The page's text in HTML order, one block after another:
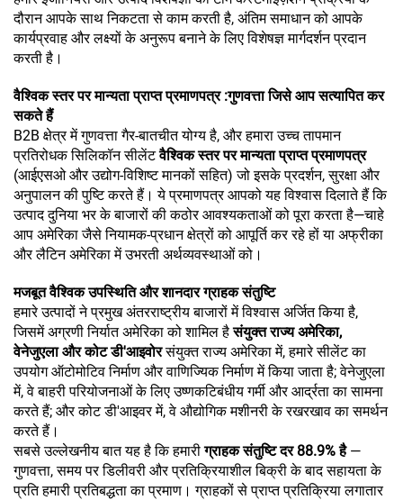
दौरान आपके साथ निकटता से काम करती है, अंतिम समाधान को आपके
कार्यप्रवाह और लक्ष्यों के अनुरूप बनाने के लिए विशेषज्ञ मार्गदर्शन प्रदान
करती है।
वैश्विक स्तर पर मान्यता प्राप्त प्रमाणपत्र :गुणवत्ता जिसे आप सत्यापित कर
सकते हैं
B2B क्षेत्र में गुणवत्ता गैर-बातचीत योग्य है, और हमारा उच्च तापमान
प्रतिरोधक सिलिकॉन सीलेंटवैश्विक स्तर पर मान्यता प्राप्त प्रमाणपत्र
(आईएसओ और उद्योग-विशिष्ट मानकों सहित) जो इसके प्रदर्शन, सुरक्षा और
अनुपालन की पुष्टि करते हैं। ये प्रमाणपत्र आपको यह विश्वास दिलाते हैं कि
उत्पाद दुनिया भर के बाजारों की कठोर आवश्यकताओं को पूरा करता है—चाहे
आप अमेरिका जैसे नियामक-प्रधान क्षेत्रों को आपूर्ति कर रहे हों या अफ्रीका
और लैटिन अमेरिका में उभरती अर्थव्यवस्थाओं को।
मजबूत वैश्विक उपस्थिति और शानदार ग्राहक संतुष्टि
हमारे उत्पादों ने प्रमुख अंतरराष्ट्रीय बाजारों में विश्वास अर्जित किया है,
जिसमें अग्रणी निर्यात अमेरिका को शामिल हैसंयुक्त राज्य अमेरिका,
वेनेजुएला और कोट डी'आइवोरसंयुक्त राज्य अमेरिका में, हमारे सीलेंट का
उपयोग ऑटोमोटिव निर्माण और वाणिज्यिक निर्माण में किया जाता है; वेनेजुएला
में, वे बाहरी परियोजनाओं के लिए उष्णकटिबंधीय गर्मी और आर्द्रता का सामना
करते हैं; और कोट डी'आइवर में, वे औद्योगिक मशीनरी के रखरखाव का समर्थन
करते हैं।
सबसे उल्लेखनीय बात यह है कि हमारीग्राहक संतुष्टि दर 88.9% है —
गुणवत्ता, समय पर डिलीवरी और प्रतिक्रियाशील बिक्री के बाद सहायता के
प्रति हमारी प्रतिबद्धता का प्रमाण। ग्राहकों से प्राप्त प्रतिक्रिया लगातार